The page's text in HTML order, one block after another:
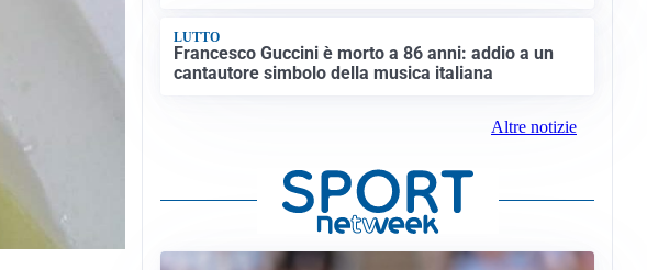
LUTTO
Francesco Guccini è morto a 86 anni: addio a un
cantautore simbolo della musica italiana
Altre notizie